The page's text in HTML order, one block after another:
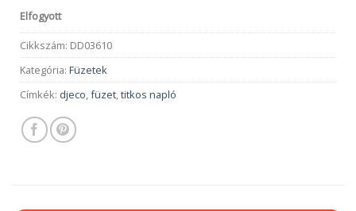
Elfogyott
Cikkszám: DD03610
Kategória: Füzetek
Címkék: djeco,füzet,titkos napló